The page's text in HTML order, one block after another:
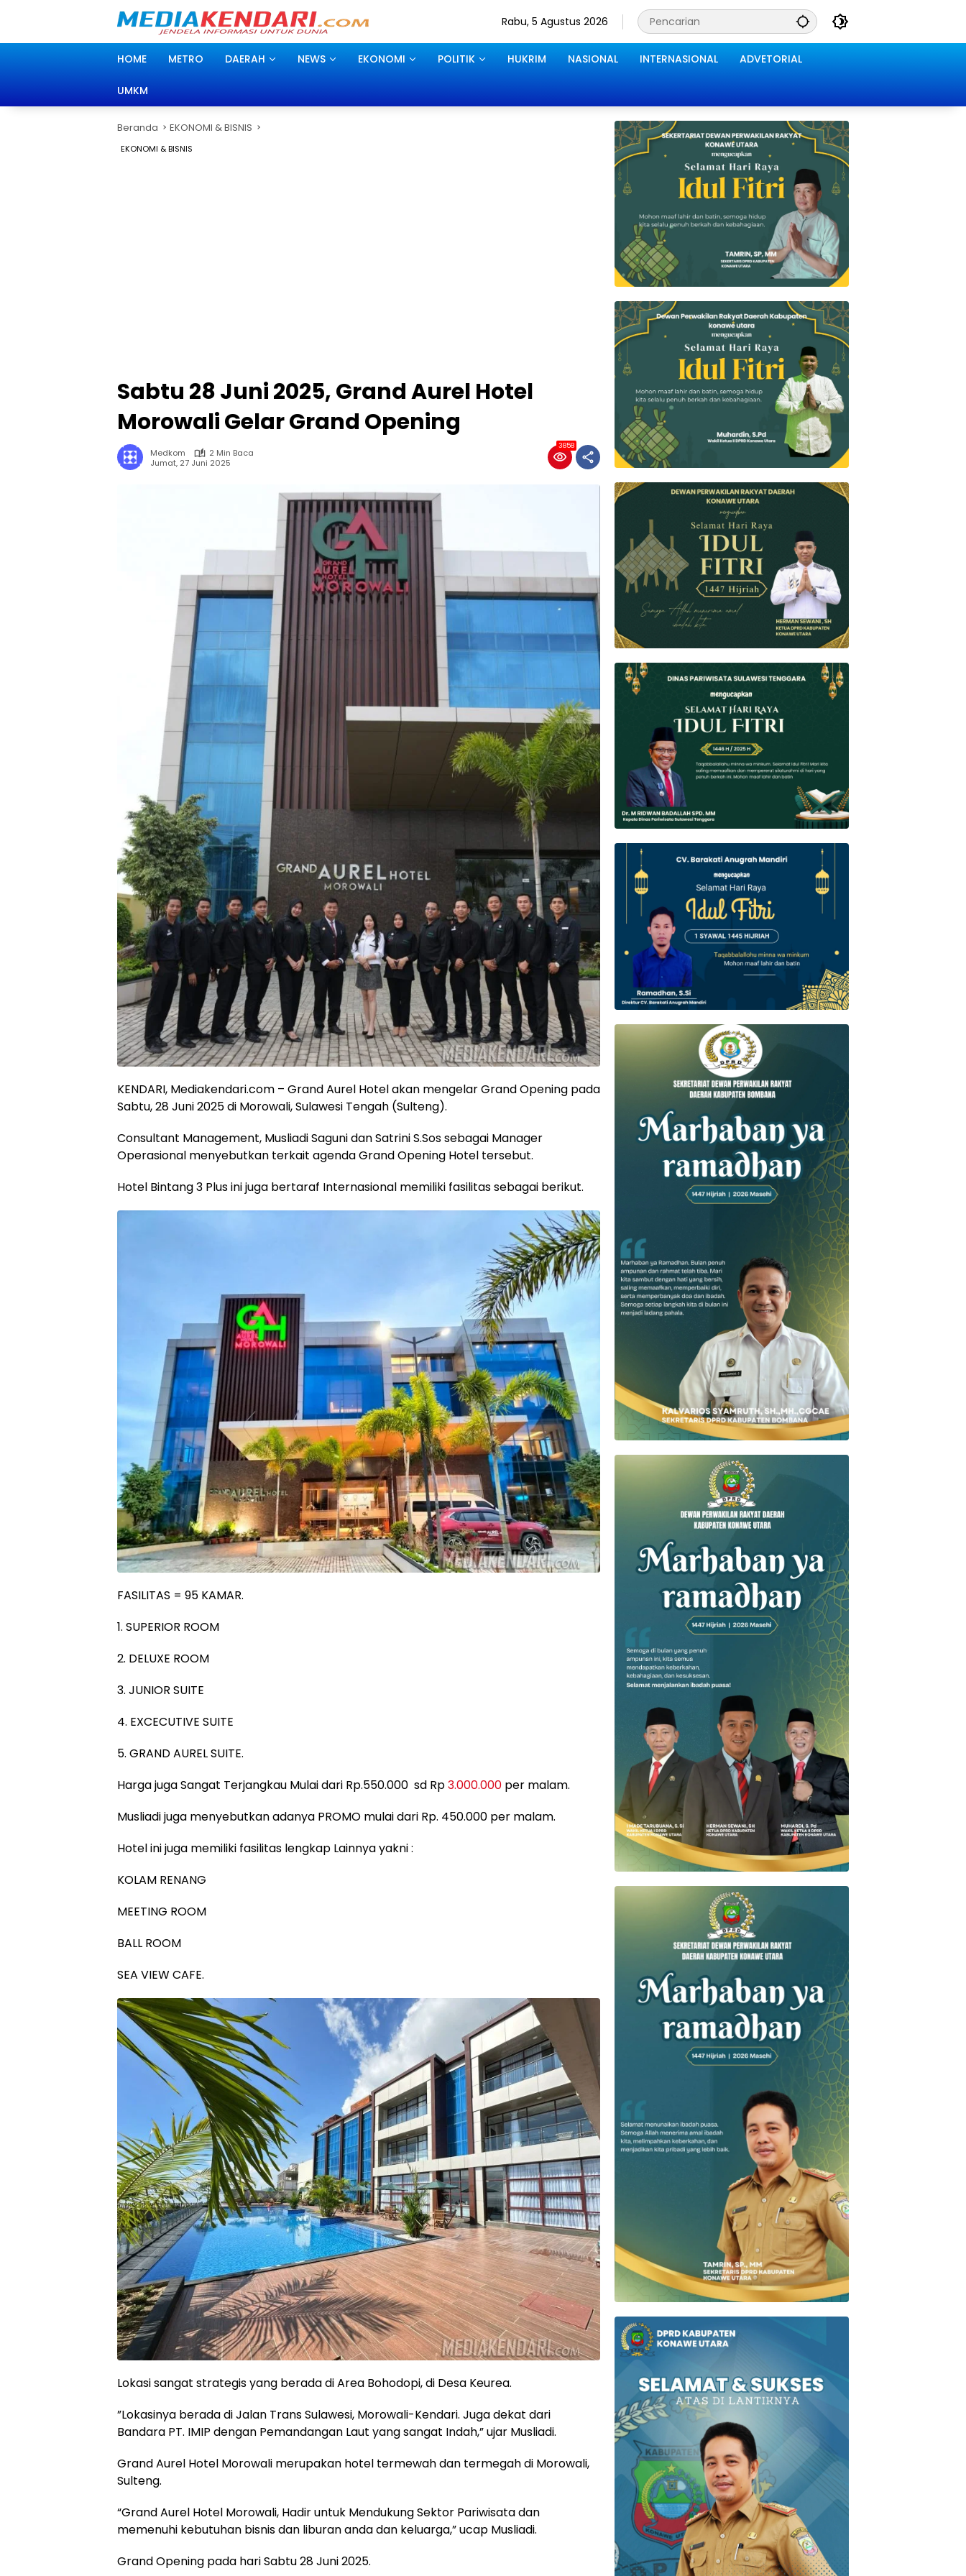
Rabu, 5 Agustus 2026
HOME METRO DAERAH NEWS EKONOMI POLITIK HUKRIM NASIONAL INTERNASIONAL ADVETORIAL
UMKM
Beranda EKONOMI & BISNIS
EKONOMI & BISNIS
‎Sabtu 28 Juni 2025, Grand Aurel Hotel
Morowali Gelar Grand Opening
Medkom
2 Min Baca
Jumat, 27 Juni 2025
3858
‎KENDARI, Mediakendari.com – Grand Aurel Hotel akan mengelar Grand Opening pada
Sabtu, 28 Juni 2025 di Morowali, Sulawesi Tengah (Sulteng).
Consultant Management, Musliadi Saguni dan Satrini S.Sos sebagai Manager
Operasional menyebutkan terkait agenda Grand Opening Hotel tersebut.
Hotel Bintang 3 Plus ini juga bertaraf Internasional memiliki fasilitas sebagai berikut.
FASILITAS = 95 KAMAR.
1. SUPERIOR ROOM
2. DELUXE ROOM
‎3. JUNIOR SUITE
‎4. EXCECUTIVE SUITE
‎5. GRAND AUREL SUITE.
Harga juga Sangat Terjangkau Mulai dari Rp.550.000 sd Rp3.000.000 per malam.
Musliadi juga menyebutkan adanya PROMO mulai dari Rp. 450.000 per malam.
‎Hotel ini juga memiliki fasilitas lengkap Lainnya yakni :
‎KOLAM RENANG
‎MEETING ROOM
BALL ROOM
SEA VIEW CAFE.
‎Lokasi sangat strategis yang berada di Area Bohodopi, di Desa Keurea.
‎”Lokasinya berada di Jalan Trans Sulawesi, Morowali-Kendari. Juga dekat dari
Bandara PT. IMIP dengan Pemandangan Laut yang sangat Indah,” ujar Musliadi.
‎Grand Aurel Hotel Morowali merupakan hotel termewah dan termegah di Morowali,
Sulteng.
“Grand Aurel Hotel Morowali, Hadir untuk Mendukung Sektor Pariwisata dan
memenuhi kebutuhan bisnis dan liburan anda dan keluarga,” ucap Musliadi.
Grand Opening pada hari Sabtu 28 Juni 2025.